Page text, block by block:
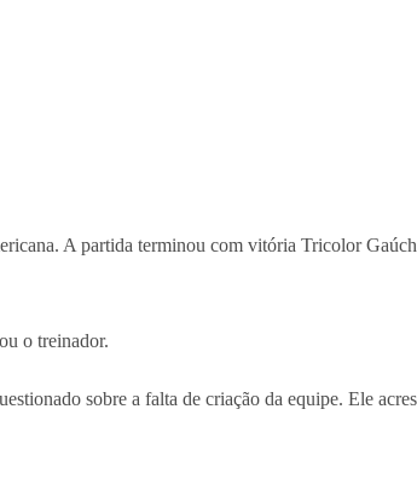
A partida terminou com vitória Tricolor
o treinador.
sobre a falta de criação da equipe. Ele